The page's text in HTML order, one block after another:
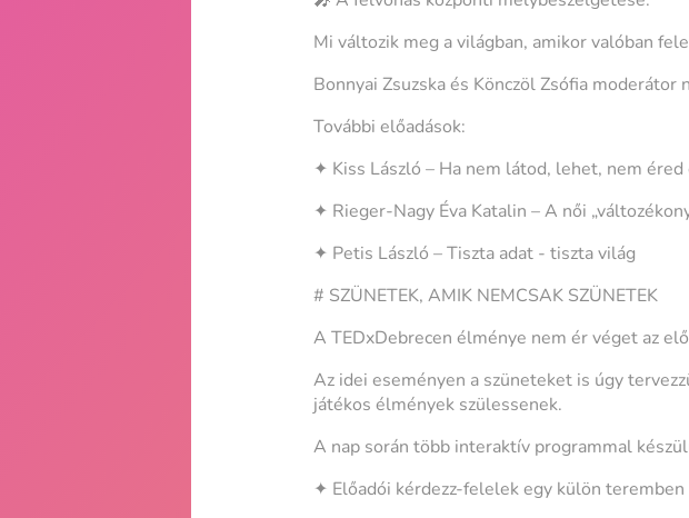
Mi változik meg a világban, amikor valóban
Bonnyai Zsuzska és Könczöl Zsófia
További előadások:
✦ Kiss László – Ha nem látod, lehet, nem éred
✦ Rieger-Nagy Éva Katalin – A női
✦ Petis László – Tiszta adat - tiszta világ
# SZÜNETEK, AMIK NEMCSAK SZÜNETEK
A TEDxDebrecen élménye nem ér véget az
Az idei eseményen a szüneteket is úgy
játékos élmények szülessenek.
A nap során több interaktív programmal
✦ Előadói kérdezz-felelek egy külön teremben